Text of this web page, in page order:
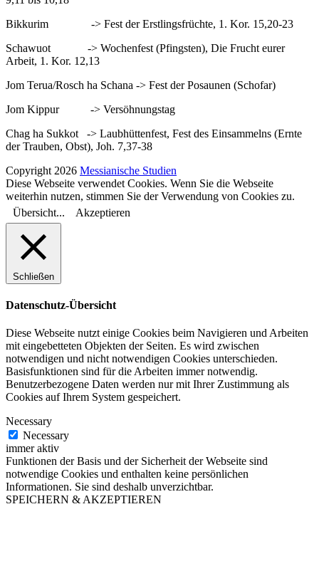
Bikkurim -> Fest der Erstlingsfrüchte, 1. Kor. 15,20-23
Schawuot -> Wochenfest (Pfingsten), Die Frucht eurer
Arbeit, 1. Kor. 12,13
Jom Terua/Rosch ha Schana -> Fest der Posaunen (Schofar)
Jom Kippur -> Versöhnungstag
Chag ha Sukkot -> Laubhüttenfest, Fest des Einsammelns (Ernte
der Trauben, Obst), Joh. 7,37-38
Copyright 2026 Messianische Studien
Diese Webseite verwendet Cookies. Wenn Sie die Webseite
weiterhin nutzen, stimmen Sie der Verwendung von Cookies zu.
Übersicht...
Akzeptieren
Schließen
Datenschutz-Übersicht
Diese Webseite nutzt einige Cookies beim Navigieren und Arbeiten
mit eingebetteten Objekten der Seiten. Es wird zwischen
notwendigen und nicht notwendigen Cookies unterschieden.
Basisfunktionen sind für die Arbeiten immer notwendig.
Benutzerbezogene Daten werden nur mit Ihrer Zustimmung als
Cookies auf Ihrem System gespeichert.
Necessary
Necessary
immer aktiv
Funktionen der Basis und der Sicherheit der Webseite sind
notwendige Cookies und enthalten keine persönlichen
Informationen. Sie sind deshalb unverzichtbar.
SPEICHERN & AKZEPTIEREN